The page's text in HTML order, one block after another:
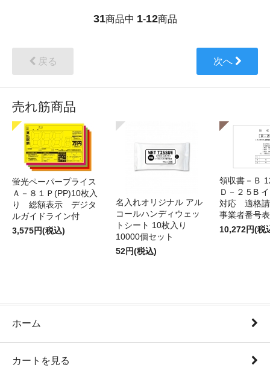
31商品中 1-12商品
戻る 次へ
売れ筋商品
蛍光ペーパープライス
Ａ－８１Ｐ(PP)10枚入
り 総額表示 デジタ
ルガイドライン付
3,575円(税込)
名入れオリジナル アル
コールハンディウェッ
トシート 10枚入り
10000個セット
52円(税込)
領収書－Ｂ
Ｄ－２５B
対応 適格請
事業者番号
10,272円(税
ホーム
カートを見る